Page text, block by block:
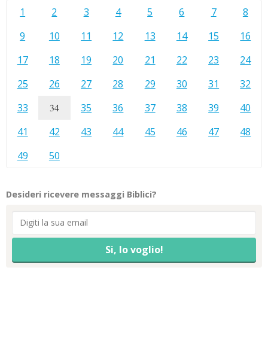
1 2 3 4 5 6 7
8
9
10 11 12 13 14 15
16
17
18 19 20 21 22 23
24
25
26 27 28 29 30 31
32
33
34 35 36 37 38 39
40
41
42 43 44 45 46 47
48
49
50
Desideri ricevere messaggi Biblici?